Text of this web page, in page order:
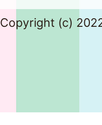
Copyright (c)